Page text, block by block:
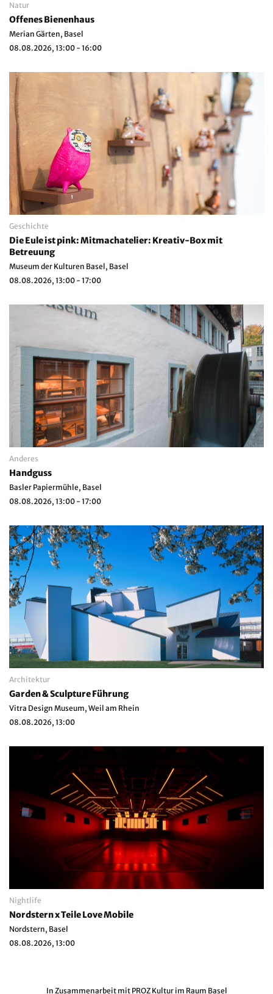
Natur
Offenes Bienenhaus
Merian Gärten, Basel
08.08.2026, 13:00 - 16:00
Geschichte
Die Eule ist pink: Mitmachatelier: Kreativ-Box mit
Betreuung
Museum der Kulturen Basel, Basel
08.08.2026, 13:00 - 17:00
Anderes
Handguss
Basler Papiermühle, Basel
08.08.2026, 13:00 - 17:00
Architektur
Garden & Sculpture Führung
Vitra Design Museum, Weil am Rhein
08.08.2026, 13:00
Nightlife
Nordstern x Teile Love Mobile
Nordstern, Basel
08.08.2026, 13:00
In Zusammenarbeit mit PROZ Kultur im Raum Basel